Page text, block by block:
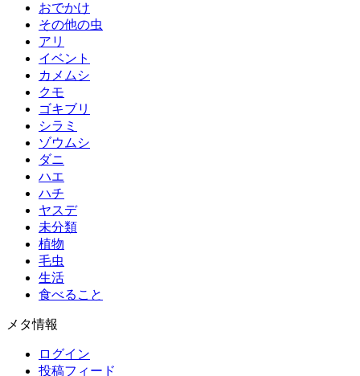
おでかけ
その他の虫
アリ
イベント
カメムシ
クモ
ゴキブリ
シラミ
ゾウムシ
ダニ
ハエ
ハチ
ヤスデ
未分類
植物
毛虫
生活
食べること
メタ情報
ログイン
投稿フィード